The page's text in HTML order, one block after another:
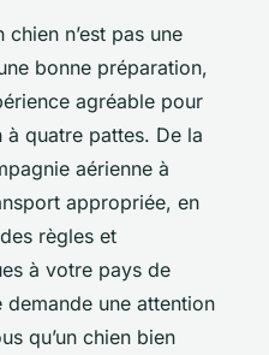
n’est pas une
bonne préparation,
agréable pour
quatre pattes. De la
aérienne à
appropriée, en
règles et
à votre pays de
une attention
qu’un chien bien